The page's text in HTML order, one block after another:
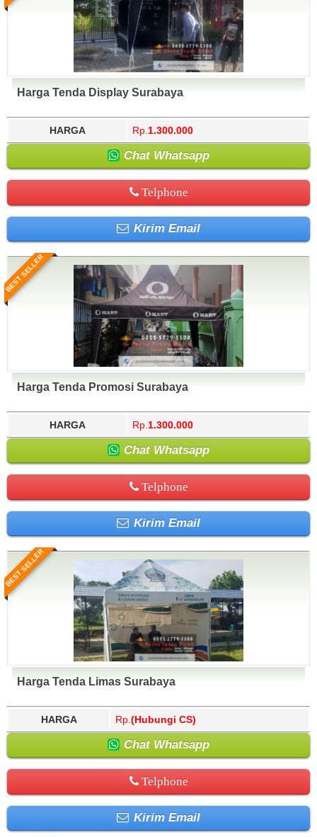
Harga Tenda Display Surabaya
HARGA Rp. 1.300.000
Chat Whatsapp
Telphone
Kirim Email
BEST SELLER
Harga Tenda Promosi Surabaya
HARGA Rp. 1.300.000
Chat Whatsapp
Telphone
Kirim Email
BEST SELLER
Harga Tenda Limas Surabaya
HARGA Rp. (Hubungi CS)
Chat Whatsapp
Telphone
Kirim Email